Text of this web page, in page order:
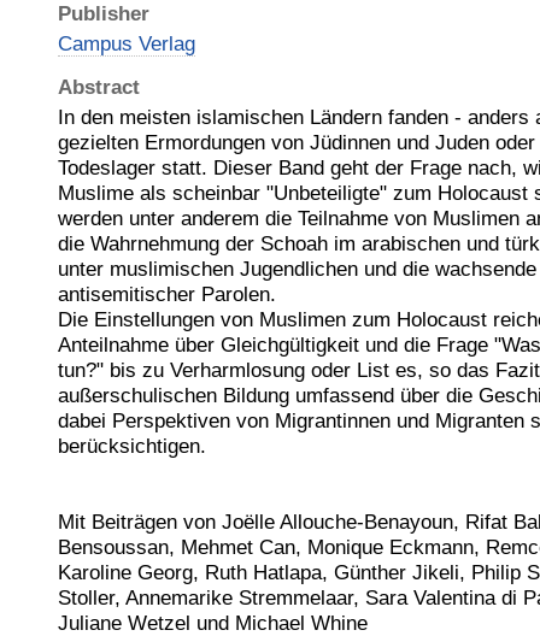
Publisher
Campus Verlag
Abstract
In den meisten islamischen Ländern fanden - anders
gezielten Ermordungen von Jüdinnen und Juden
Todeslager statt. Dieser Band geht der Frage nach,
Muslime als scheinbar "Unbeteiligte" zum Holocaust
werden unter anderem die Teilnahme von Muslimen
die Wahrnehmung der Schoah im arabischen und
unter muslimischen Jugendlichen und die
antisemitischer Parolen.
Die Einstellungen von Muslimen zum Holocaust
Anteilnahme über Gleichgültigkeit und die Frage
tun?" bis zu Verharmlosung oder List es, so das
außerschulischen Bildung umfassend über die
dabei Perspektiven von Migrantinnen und Migranten
berücksichtigen.
Mit Beiträgen von Joëlle Allouche-Benayoun, Rifat
Bensoussan, Mehmet Can, Monique Eckmann,
Karoline Georg, Ruth Hatlapa, Günther Jikeli, Philip
Stoller, Annemarike Stremmelaar, Sara Valentina di
Juliane Wetzel und Michael Whine